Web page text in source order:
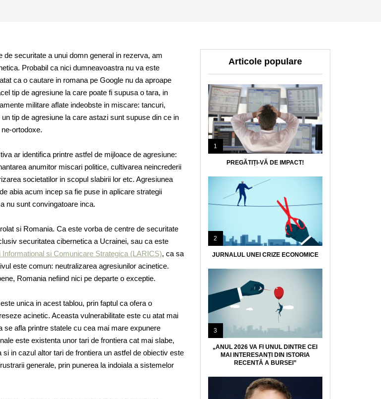
de securitate a unui domn general in rezerva, am
Probabil ca nici dumneavoastra nu va este
ca o cautare in romana pe Google nu da aproape
tip de agresiune la care poate fi supusa o tara, in
militare aflate indeobste in miscare: tancuri,
tip de agresiune la care astazi sunt supuse din ce in
ortodoxe.
ar identifica printre astfel de mijloace de agresiune:
anumitor miscari politice, cultivarea neincrederii
societatilor in scopul slabirii lor etc. Agresiunea
abia acum incep sa fie puse in aplicare strategii
nu sunt convingatoare inca.
si Romania. Ca este vorba de centre de securitate
securitatea cibernetica a Ucrainei, sau ca este
Informational si Comunicare Strategica (LARICS), ca sa
este comun: neutralizarea agresiunilor acinetice.
Romania nefiind nici pe departe o exceptie.
unica in acest tablou, prin faptul ca ofera o
acinetic. Aceasta vulnerabilitate este cu atat mai
afla printre statele cu cea mai mare expunere
este existenta unor tari de frontiera cat mai slabe,
in cazul altor tari de frontiera un astfel de obiectiv este
generale, prin punerea la indoiala a sistemelor
Articole populare
1
PREGĂTIȚI-VĂ DE IMPACT!
2
JURNALUL UNEI CRIZE ECONOMICE
3
„ANUL 2026 VA FI UNUL DINTRE CEI
MAI INTERESANȚI DIN ISTORIA
RECENTĂ A BURSEI”